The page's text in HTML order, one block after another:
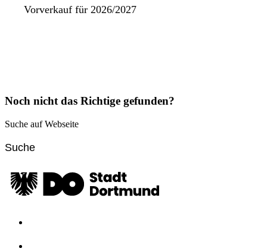
Vorverkauf für 2026/2027
Noch nicht das Richtige gefunden?
Suche auf Webseite